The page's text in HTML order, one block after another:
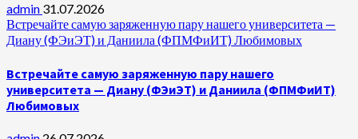
admin 31.07.2026
Встречайте самую заряженную пару нашего университета —
Диану (ФЭиЭТ) и Даниила (ФПМФиИТ) Любимовых
Встречайте самую заряженную пару нашего
университета — Диану (ФЭиЭТ) и Даниила (ФПМФиИТ)
Любимовых